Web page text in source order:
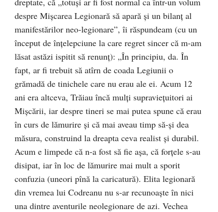
despre Mișcarea Legionară să apară și un bilanț al
manifestărilor neo-legionare”, îi răspundeam (cu un
început de înțelepciune la care regret sincer că m-am
lăsat astăzi ispitit să renunț): „În principiu, da. În
fapt, ar fi trebuit să atîrn de coada Legiunii o
grămadă de tinichele care nu erau ale ei. Acum 12
ani era altceva, Trăiau încă mulţi supravieţuitori ai
Mişcării, iar despre tineri se mai putea spune că erau
în curs de lămurire şi că mai aveau timp să-şi dea
măsura, construind la dreapta ceva realist şi durabil.
Acum e limpede că n-a fost să fie aşa, că forţele s-au
disipat, iar în loc de lămurire mai mult a sporit
confuzia (uneori pînă la caricatură). Elita legionară
din vremea lui Codreanu nu s-ar recunoaşte în nici
una dintre aventurile neolegionare de azi. Vechea